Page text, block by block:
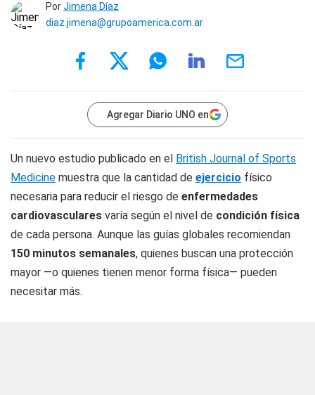
PorJimena Díaz
diaz.jimena@grupoamerica.com.ar
Agregar Diario UNO en
Un nuevo estudio publicado en el British Journal of Sports
Medicine muestra que la cantidad de ejercicio físico
necesaria para reducir el riesgo de enfermedades
cardiovasculares varía según el nivel de condición física
de cada persona. Aunque las guías globales recomiendan
150 minutos semanales, quienes buscan una protección
mayor —o quienes tienen menor forma física— pueden
necesitar más.